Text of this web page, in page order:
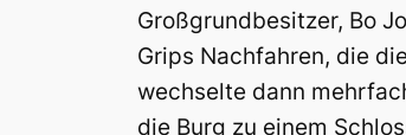
Großgrundbesitzer, Bo
Grips Nachfahren, die
wechselte dann
die Burg zu einem